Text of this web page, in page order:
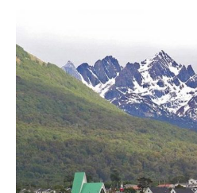
VIDEOS
GALERIA DE FOTOS
APP MÓVIL
TRANSPARENCIA